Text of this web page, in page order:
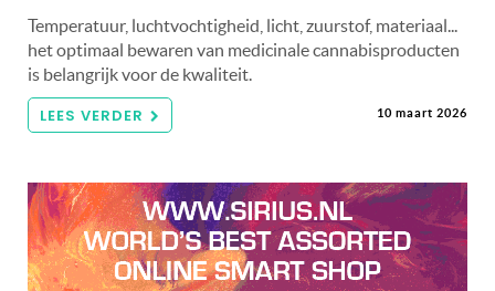
Temperatuur, luchtvochtigheid, licht, zuurstof, materiaal...
het optimaal bewaren van medicinale cannabisproducten
is belangrijk voor de kwaliteit.
LEES VERDER 10 maart 2026